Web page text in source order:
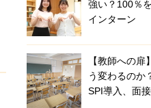
強い？100％
インターン
【教師への
う変わるの
SPI導入、面